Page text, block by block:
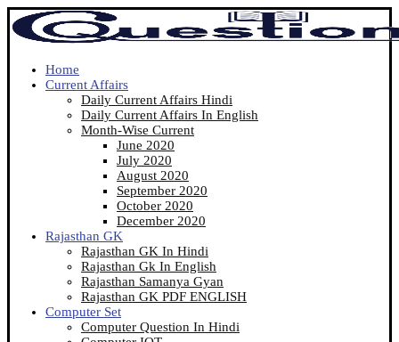
Home
Current Affairs
Daily Current Affairs Hindi
Daily Current Affairs In English
Month-Wise Current
June 2020
July 2020
August 2020
September 2020
October 2020
December 2020
Rajasthan GK
Rajasthan GK In Hindi
Rajasthan Gk In English
Rajasthan Samanya Gyan
Rajasthan GK PDF ENGLISH
Computer Set
Computer Question In Hindi